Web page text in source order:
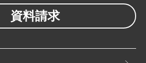
資料請求